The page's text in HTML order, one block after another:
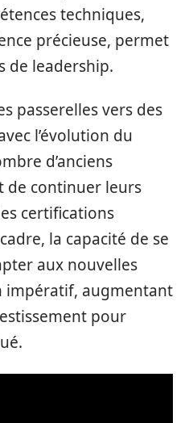
techniques,
précieuse, permet
de leadership.
passerelles vers des
l’évolution du
d’anciens
de continuer leurs
certifications
la capacité de se
aux nouvelles
impératif, augmentant
pour